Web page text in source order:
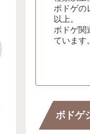
ボドゲの
以上。
ボドゲ関
ています。
ボドゲ